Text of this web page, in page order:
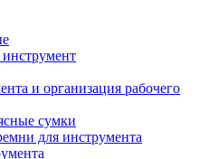
и организация рабочего
сумки
для инструмента